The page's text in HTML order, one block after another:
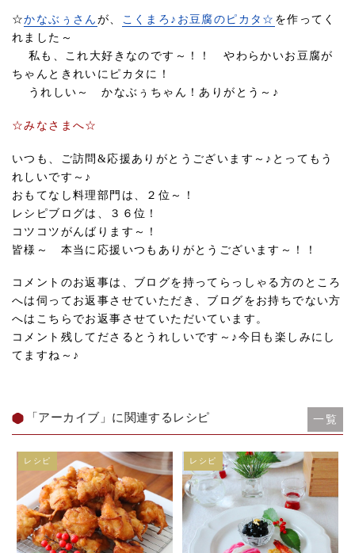
☆かなぶぅさん が、 こくまろ♪お豆腐のピカタ☆ を作ってく
れました～
私も、これ大好きなのです～！！ やわらかいお豆腐が
ちゃんときれいにピカタに！
うれしい～ かなぶぅちゃん！ありがとう～♪
☆みなさまへ☆
いつも、ご訪問&応援ありがとうございます～♪とってもう
れしいです～♪
おもてなし料理部門は、２位～！
レシピブログは、３６位！
コツコツがんばります～！
皆様～ 本当に応援いつもありがとうございます～！！
コメントのお返事は、ブログを持ってらっしゃる方のところ
へは伺ってお返事させていただき、ブログをお持ちでない方
へはこちらでお返事させていただいています。
コメント残してださるとうれしいです～♪今日も楽しみにし
てますね～♪
「アーカイブ」に関連するレシピ 一覧
レシピ レシピ